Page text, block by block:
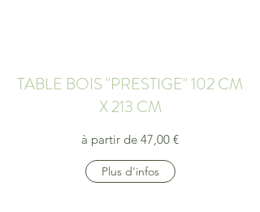
TABLE BOIS "PRESTIGE" 102 CM
X 213 CM
à partir de 47,00 €
Plus d'infos